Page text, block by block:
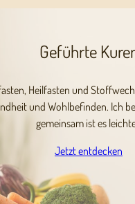
Geführte
Heilfasten und
und Wohlbefinden. Ich
gemeinsam ist es
Jetzt entdecken